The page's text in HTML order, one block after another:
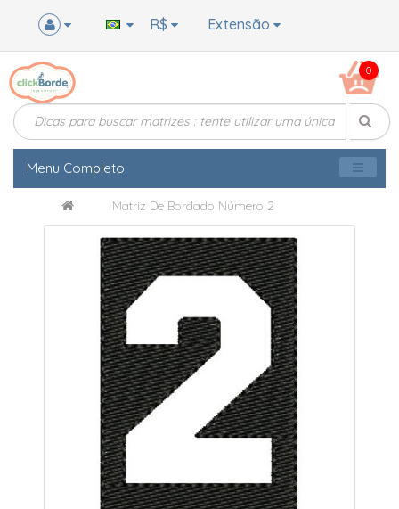
Extensão
R$
0
Menu Completo
Matriz De Bordado Número 2